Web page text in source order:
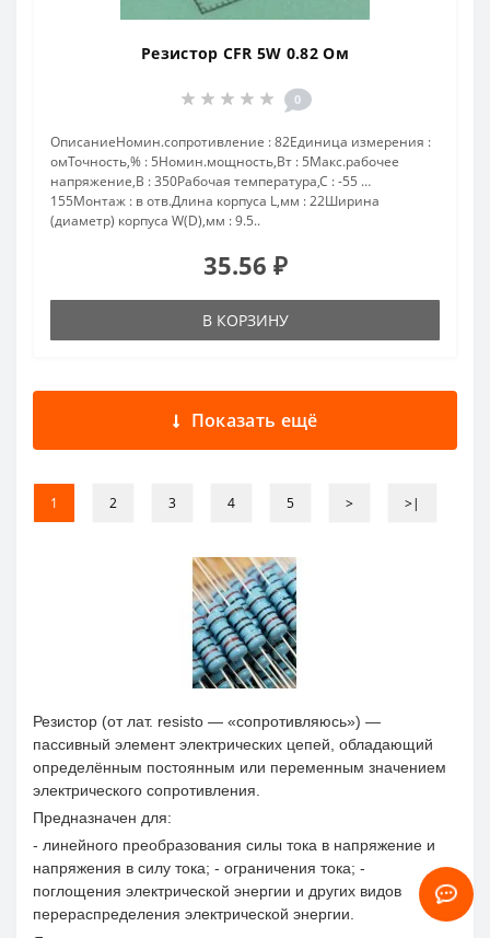
Резистор CFR 5W 0.82 Ом
0
ОписаниеНомин.сопротивление : 82Единица измерения :
омТочность,% : 5Номин.мощность,Вт : 5Макс.рабочее
напряжение,В : 350Рабочая температура,С : -55 …
155Монтаж : в отв.Длина корпуса L,мм : 22Ширина
(диаметр) корпуса W(D),мм : 9.5..
35.56 ₽
В КОРЗИНУ
Показать ещё
1 2 3 4 5 > >|
Резистор (от лат. resisto — «сопротивляюсь») —
пассивный элемент электрических цепей, обладающий
определённым постоянным или переменным значением
электрического сопротивления.
Предназначен для:
- линейного преобразования силы тока в напряжение и
напряжения в силу тока; - ограничения тока; -
поглощения электрической энергии и других видов
перераспределения электрической энергии.